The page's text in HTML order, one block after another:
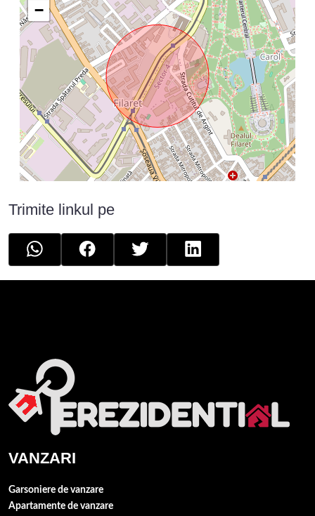
−
Trimite linkul pe
VANZARI
Garsoniere de vanzare
Apartamente de vanzare